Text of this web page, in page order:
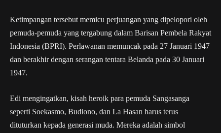
Ketimpangan tersebut memicu perjuangan yang dipelopori oleh
pemuda-pemuda yang tergabung dalam Barisan Pembela Rakyat
Indonesia (BPRI). Perlawanan memuncak pada 27 Januari 1947
dan berakhir dengan serangan tentara Belanda pada 30 Januari
1947.
Edi mengingatkan, kisah heroik para pemuda Sangasanga
seperti Soekasmo, Budiono, dan La Hasan harus terus
dituturkan kepada generasi muda. Mereka adalah simbol